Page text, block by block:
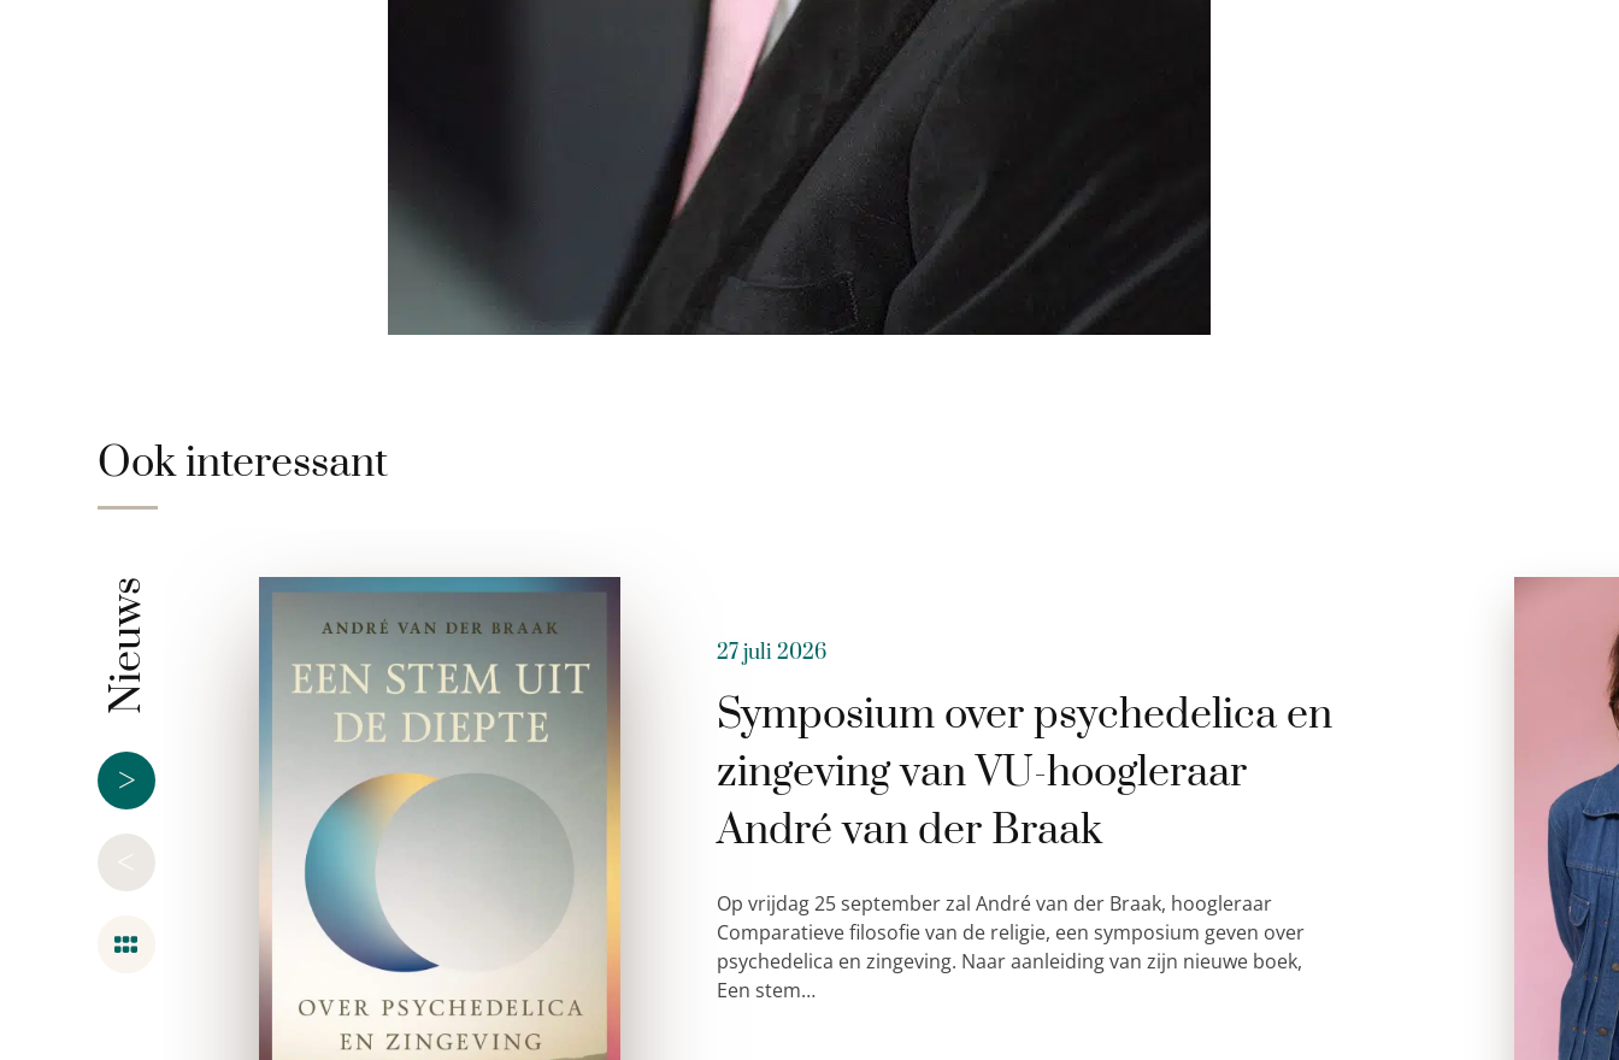
Ook interessant
Nieuws
>
<
27 juli 2026
Symposium over psychedelica en
zingeving van VU-hoogleraar
André van der Braak
Op vrijdag 25 september zal André van der Braak, hoogleraar
Comparatieve filosofie van de religie, een symposium geven over
psychedelica en zingeving. Naar aanleiding van zijn nieuwe boek,
Een stem…